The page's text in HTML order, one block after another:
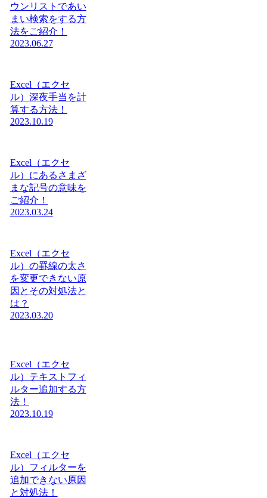
ウンリストであい
まい検索をする方
法をご紹介！
2023.06.27
Excel（エクセ
ル）深夜手当を計
算する方法！
2023.10.19
Excel（エクセ
ル）にあるさまざ
まな記号の意味を
ご紹介！
2023.03.24
Excel（エクセ
ル）の罫線の太さ
を変更できない原
因とその対処法と
は？
2023.03.20
Excel（エクセ
ル）テキストフィ
ルター追加する方
法！
2023.10.19
Excel（エクセ
ル）フィルターを
追加できない原因
と対処法！